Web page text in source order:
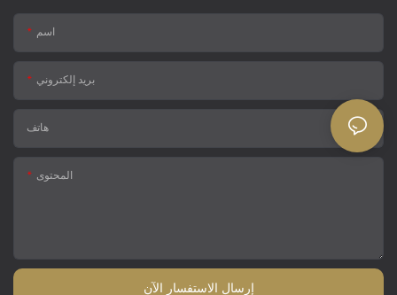
اسم
بريد إلكتروني
هاتف
المحتوى
إرسال الاستفسار الآن